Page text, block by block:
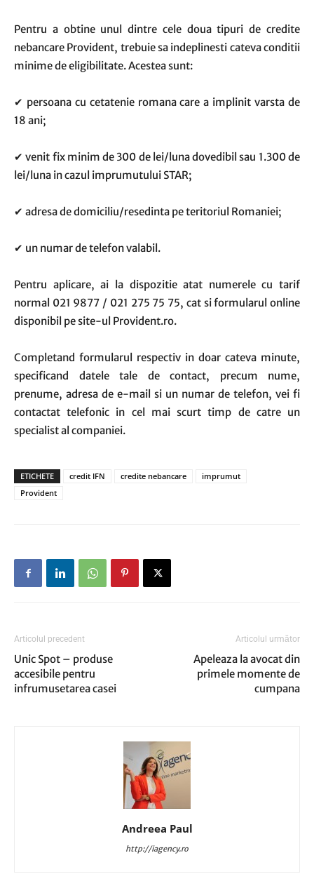
Pentru a obtine unul dintre cele doua tipuri de credite
nebancare Provident, trebuie sa indeplinesti cateva conditii
minime de eligibilitate. Acestea sunt:
✔ persoana cu cetatenie romana care a implinit varsta de
18 ani;
✔ venit fix minim de 300 de lei/luna dovedibil sau 1.300 de
lei/luna in cazul imprumutului STAR;
✔ adresa de domiciliu/resedinta pe teritoriul Romaniei;
✔ un numar de telefon valabil.
Pentru aplicare, ai la dispozitie atat numerele cu tarif
normal 021 9877 / 021 275 75 75, cat si formularul online
disponibil pe site-ul Provident.ro.
Completand formularul respectiv in doar cateva minute,
specificand datele tale de contact, precum nume,
prenume, adresa de e-mail si un numar de telefon, vei fi
contactat telefonic in cel mai scurt timp de catre un
specialist al companiei.
ETICHETE credit IFN credite nebancare
imprumut
Provident
Articolul precedent
Unic Spot – produse
accesibile pentru
infrumusetarea casei
Articolul următor
Apeleaza la avocat din
primele momente de
cumpana
Andreea Paul
http://iagency.ro